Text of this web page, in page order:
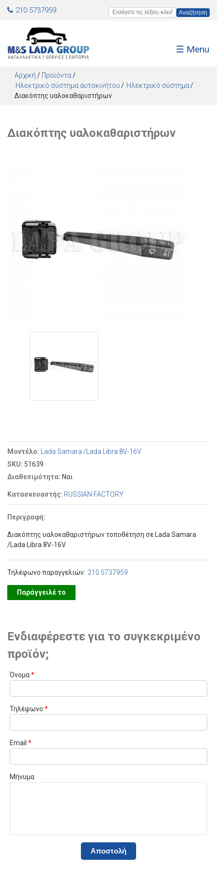
Jump to navigation
210 5737959 Εισάγετε τις λέξεις-κλειδιά
☰ Menu
Αρχική / Προϊόντα /
Ηλεκτρικό σύστημα αυτοκινήτου
Ηλεκτρικό σύστημα
Διακόπτης υαλοκαθαριστήρων
Διακόπτης υαλοκαθαριστήρων
Μοντέλο:
Lada Samara /Lada Libra 8V-16V
SKU: 51639
Διαθεσιμότητα: Ναι
Κατασκευαστής: RUSSIAN FACTORY
Περιγραφή:
Διακόπτης υαλοκαθαριστήρων τοποθέτηση σε Lada Samara
/Lada Libra 8V-16V
Τηλέφωνο παραγγελιών: 210 5737959
Παράγγειλέ το
Ενδιαφέρεστε για το συγκεκριμένο
προϊόν;
Όνομα*
Τηλέφωνο *
Email *
Μήνυμα